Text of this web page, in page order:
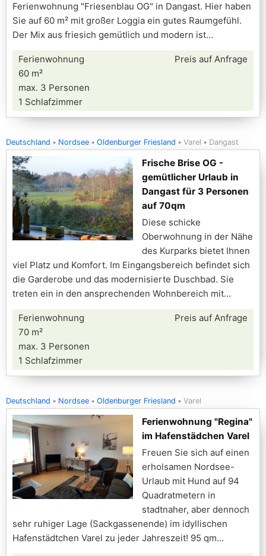
Ferienwohnung "Friesenblau OG" in Dangast. Hier haben
Sie auf 60 m² mit großer Loggia ein gutes Raumgefühl.
Der Mix aus friesich gemütlich und modern ist
Ferienwohnung
60 m²
max. 3 Personen
1 Schlafzimmer
Preis auf Anfrage
Deutschland Nordsee Oldenburger Friesland Varel Dangast
Frische Brise OG -
gemütlicher Urlaub in
Dangast für 3 Personen
auf 70qm
Diese schicke
Oberwohnung in der Nähe
des Kurparks bietet Ihnen
viel Platz und Komfort. Im Eingangsbereich befindet sich
die Garderobe und das modernisierte Duschbad. Sie
treten ein in den ansprechenden Wohnbereich mit
Ferienwohnung
70 m²
max. 3 Personen
1 Schlafzimmer
Preis auf Anfrage
Deutschland Nordsee Oldenburger Friesland Varel
Ferienwohnung "Regina"
im Hafenstädchen Varel
Freuen Sie sich auf einen
erholsamen Nordsee-
Urlaub mit Hund auf 94
Quadratmetern in
stadtnaher, aber dennoch
sehr ruhiger Lage (Sackgassenende) im idyllischen
Hafenstädtchen Varel zu jeder Jahreszeit! 95 qm